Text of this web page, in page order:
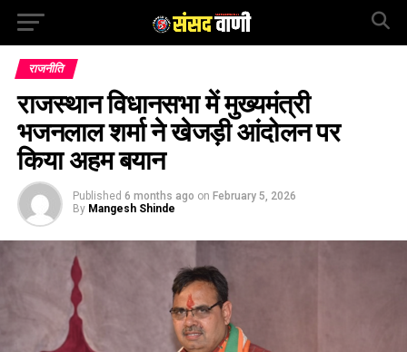
राजनीति
राजस्थान विधानसभा में मुख्यमंत्री
भजनलाल शर्मा ने खेजड़ी आंदोलन पर
किया अहम बयान
Published 6 months ago on February 5, 2026
By Mangesh Shinde